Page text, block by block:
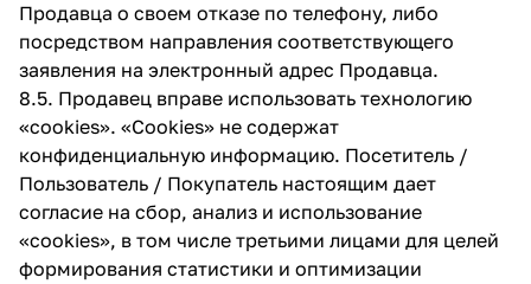
Продавца о своем отказе по телефону, либо
посредством направления соответствующего
заявления на электронный адрес Продавца.
8.5. Продавец вправе использовать технологию
«cookies». «Cookies» не содержат
конфиденциальную информацию. Посетитель /
Пользователь / Покупатель настоящим дает
согласие на сбор, анализ и использование
«cookies», в том числе третьими лицами для целей
формирования статистики и оптимизации